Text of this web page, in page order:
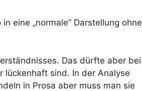
eine „normale“ Darstellung ohne
Das dürfte aber bei
lückenhaft sind. In der Analyse
in Prosa aber muss man sie